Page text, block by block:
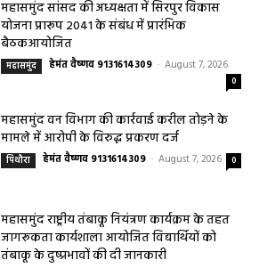
महासमुंद सांसद की अध्यक्षता में सिरपुर विकास
योजना प्रारूप 2041 के संबंध में प्रारंभिक
बैठकआयोजित
महासमुंद हेमंत वैष्णव 9131614309 - August 7, 2026
0
महासमुंद वन विभाग की कार्रवाई करील तोड़ने के
मामले में आरोपी के विरुद्ध प्रकरण दर्ज
पिथौरा हेमंत वैष्णव 9131614309 - August 7, 2026 0
महासमुंद राष्ट्रीय तंबाकू नियंत्रण कार्यक्रम के तहत
जागरूकता कार्यशाला आयोजित विद्यार्थियों को
तंबाकू के दुष्प्रभावों की दी जानकारी